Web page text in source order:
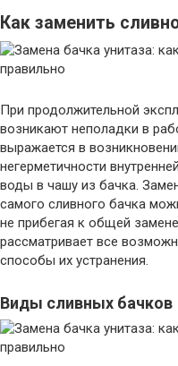
Как заменить
При продолжительной
возникают неполадки в
выражается в
негерметичности
воды в чашу из бачка.
самого сливного бачка
не прибегая к общей
рассматривает все
способы их устранения.
Виды сливных бачков